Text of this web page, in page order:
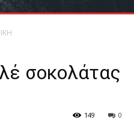
σοκολάτας
0
149